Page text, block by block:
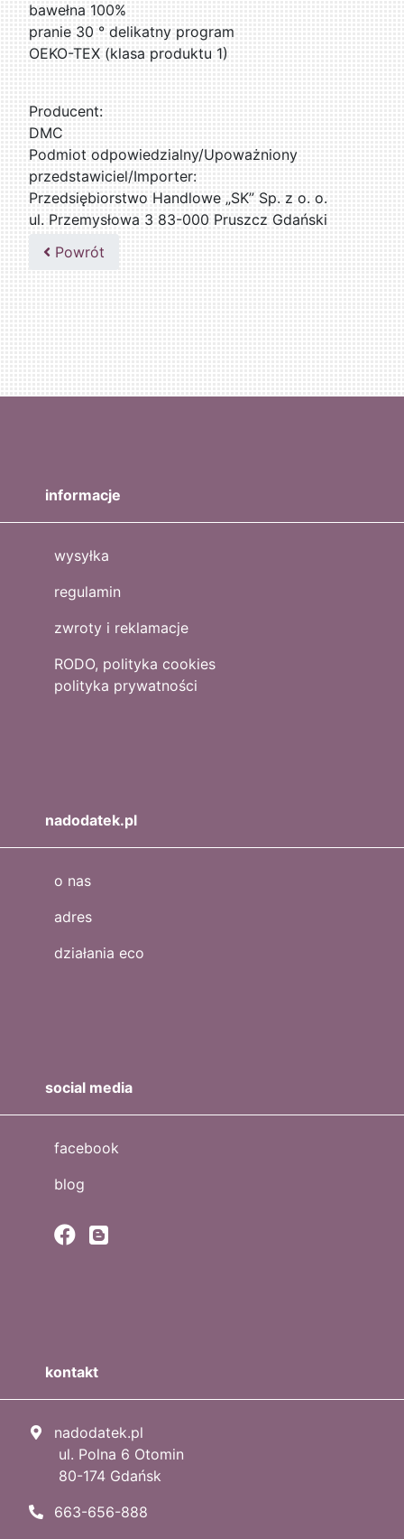
bawełna 100%
pranie 30 ° delikatny program
OEKO-TEX (klasa produktu 1)
Producent:
DMC
Podmiot odpowiedzialny/Upoważniony
przedstawiciel/Importer:
Przedsiębiorstwo Handlowe „SK” Sp. z o. o.
ul. Przemysłowa 3 83-000 Pruszcz Gdański
509076255
Powrót
informacje
wysyłka
regulamin
zwroty i reklamacje
RODO, polityka cookies
polityka prywatności
nadodatek.pl
o nas
adres
działania eco
social media
facebook
blog
kontakt
nadodatek.pl
ul. Polna 6 Otomin
80-174 Gdańsk
663-656-888